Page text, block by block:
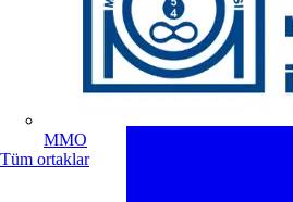
MMO
Tüm ortaklar